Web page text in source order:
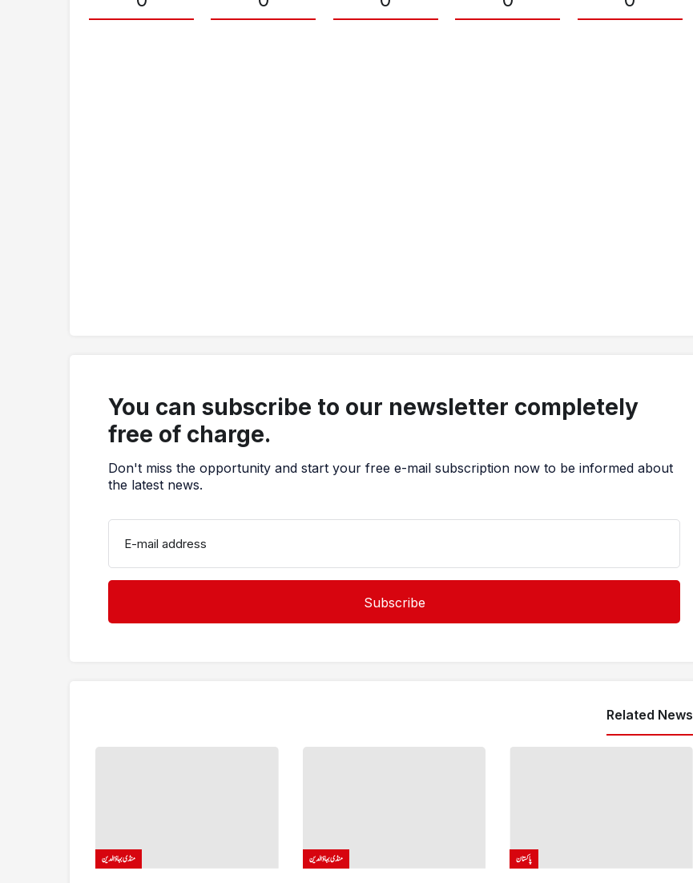
You can subscribe to our newsletter completely
free of charge.
Don't miss the opportunity and start your free e-mail subscription now to be informed about
the latest news.
E-mail address
Related News
منڈی بہاؤالدین منڈی بہاؤالدین پاکستان